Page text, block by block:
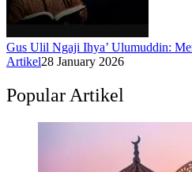
Gus Ulil Ngaji Ihya’ Ulumuddin:
Artikel28 January 2026
Popular Artikel